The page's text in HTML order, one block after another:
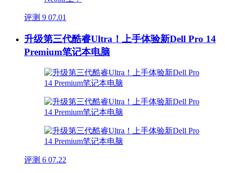
评测 9 07.01
升级第三代酷睿Ultra！上手体验新Dell Pro 14
Premium笔记本电脑
评测 6 07.22